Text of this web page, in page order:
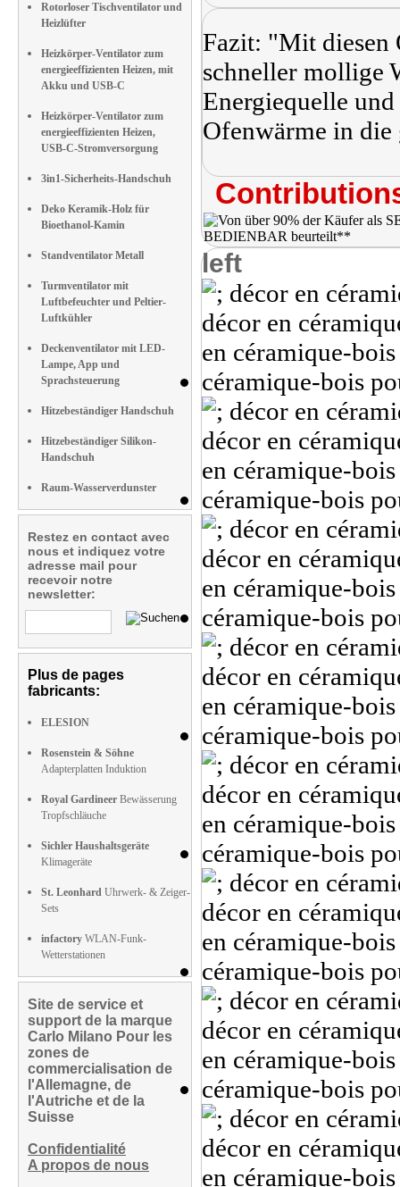
Rotorloser Tischventilator und
Heizlüfter
Heizkörper-Ventilator zum
energieeffizienten Heizen, mit
Akku und USB-C
Heizkörper-Ventilator zum
energieeffizienten Heizen,
USB-C-Stromversorgung
3in1-Sicherheits-Handschuh
Deko Keramik-Holz für
Bioethanol-Kamin
Standventilator Metall
Turmventilator mit
Luftbefeuchter und Peltier-
Luftkühler
Deckenventilator mit LED-
Lampe, App und
Sprachsteuerung
Hitzebeständiger Handschuh
Hitzebeständiger Silikon-
Handschuh
Raum-Wasserverdunster
Restez en contact avec
nous et indiquez votre
adresse mail pour
recevoir notre
newsletter:
Plus de pages
fabricants:
ELESION
Rosenstein & Söhne
Adapterplatten Induktion
Royal Gardineer Bewässerung
Tropfschläuche
Sichler Haushaltsgeräte
Klimageräte
St. Leonhard Uhrwerk- & Zeiger-
Sets
infactory WLAN-Funk-
Wetterstationen
Site de service et
support de la marque
Carlo Milano Pour les
zones de
commercialisation de
l'Allemagne, de
l'Autriche et de la
Suisse
Confidentialité
A propos de nous
Fazit: "Mit diesen
schneller mollige
Energiequelle
Ofenwärme in
left